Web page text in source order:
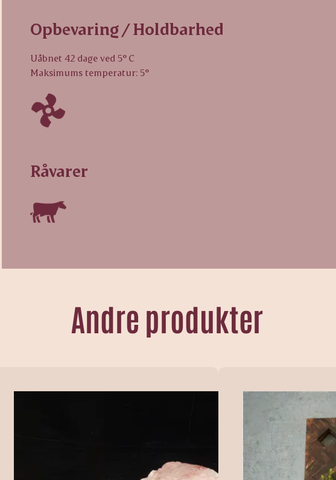
Opbevaring / Holdbarhed
Uåbnet 42 dage ved 5° C
Maksimums temperatur: 5°
Råvarer
Andre produkter